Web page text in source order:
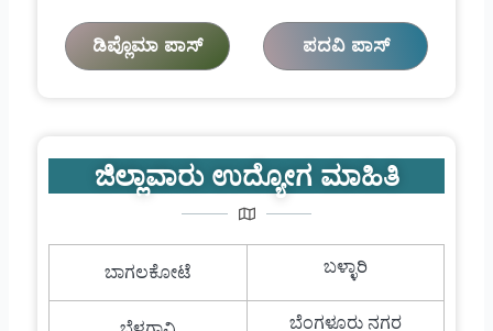
ಡಿಪ್ಲೊಮಾ ಪಾಸ್ ಪದವಿ ಪಾಸ್
ಜಿಲ್ಲಾವಾರು ಉದ್ಯೋಗ ಮಾಹಿತಿ
ಬಾಗಲಕೋಟೆ ಬಳ್ಳಾರಿ
ಬೆಂಗಳೂರು ನಗರ